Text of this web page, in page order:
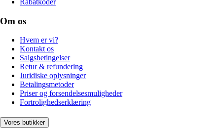
Om os
Hvem er vi?
Kontakt os
Salgsbetingelser
Retur & refundering
Juridiske oplysninger
Betalingsmetoder
Priser og forsendelsesmuligheder
Fortrolighedserklæring
Vores butikker